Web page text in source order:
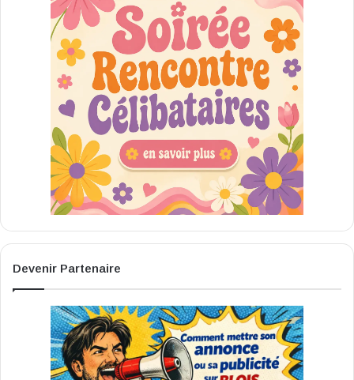
Devenir Partenaire